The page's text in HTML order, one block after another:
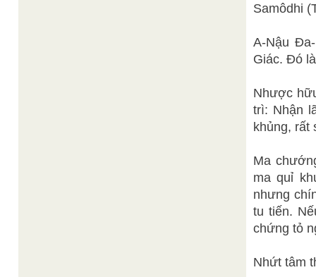
Samôdhi
A-Nậu
Giác. Đó
Nhược
trì: Nhận
khủng, rất
Ma
ma quỉ
nhưng
tu tiến.
chứng tỏ
Nhứt tâm